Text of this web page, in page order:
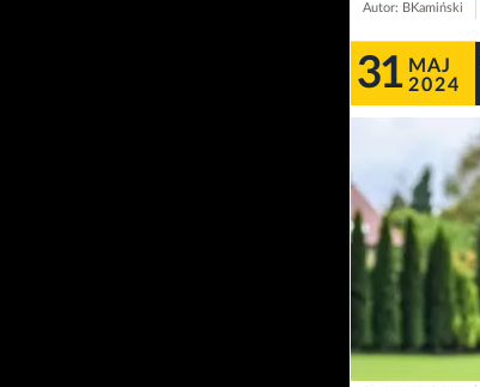
Autor: BKamiński
31 MAJ
2024